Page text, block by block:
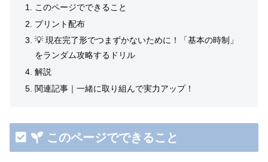
このページでできること
プリント配布
💡 現在完了形でつまずかないために！「基本の時制」
をランダム攻略するドリル
解説
関連記事｜一緒に取り組んで実力アップ！
このページでできること